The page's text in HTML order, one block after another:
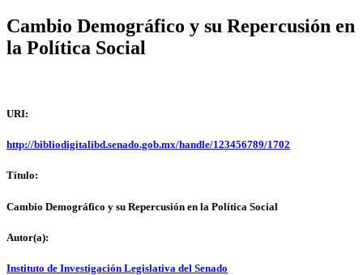
Cambio Demográfico y su Repercusión en
la Política Social
URI:
http://bibliodigitalibd.senado.gob.mx/handle/123456789/1702
Título:
Cambio Demográfico y su Repercusión en la Política Social
Autor(a):
Instituto de Investigación Legislativa del Senado